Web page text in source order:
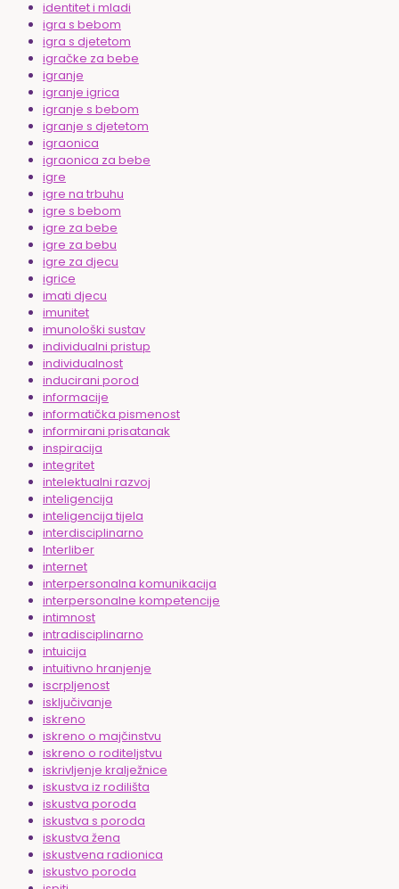
identitet i mladi
igra s bebom
igra s djetetom
igračke za bebe
igranje
igranje igrica
igranje s bebom
igranje s djetetom
igraonica
igraonica za bebe
igre
igre na trbuhu
igre s bebom
igre za bebe
igre za bebu
igre za djecu
igrice
imati djecu
imunitet
imunološki sustav
individualni pristup
individualnost
inducirani porod
informacije
informatička pismenost
informirani prisatanak
inspiracija
integritet
intelektualni razvoj
inteligencija
inteligencija tijela
interdisciplinarno
Interliber
internet
interpersonalna komunikacija
interpersonalne kompetencije
intimnost
intradisciplinarno
intuicija
intuitivno hranjenje
iscrpljenost
isključivanje
iskreno
iskreno o majčinstvu
iskreno o roditeljstvu
iskrivljenje kralježnice
iskustva iz rodilišta
iskustva poroda
iskustva s poroda
iskustva žena
iskustvena radionica
iskustvo poroda